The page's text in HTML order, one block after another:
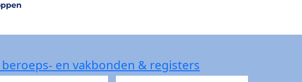
beroeps- en vakbonden & registers